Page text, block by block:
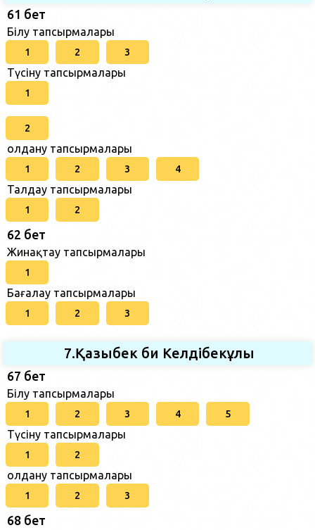
61 бет
Білу тапсырмалары
1 2 3
Түсіну тапсырмалары
1
2
Қолдану тапсырмалары
1 2 3 4
Талдау тапсырмалары
1 2
62 бет
Жинақтау тапсырмалары
1
Бағалау тапсырмалары
1 2 3
7.Қазыбек би Келдібекұлы
67 бет
Білу тапсырмалары
1 2 3 4 5
Түсіну тапсырмалары
1 2
Қолдану тапсырмалары
1 2 3
68 бет